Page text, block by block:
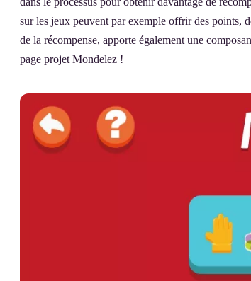
sur les jeux peuvent par exemple offrir des points,
de la récompense, apporte également une
page projet Mondelez !